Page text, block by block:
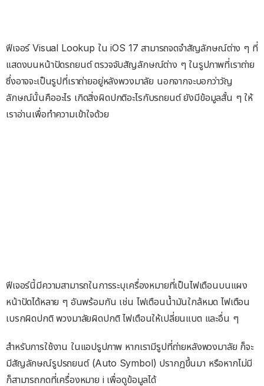
ฟีเจอร์ Visual Lookup ใน iOS 17 สามารถจดจำสัญลักษณ์ต่าง ๆ ที่
แสดงบนหน้าปัดรถยนต์ ตรวจจับสัญลักษณ์ต่าง ๆ ในรูปภาพที่เราถ่าย
ซึ่งอาจจะเป็นรูปที่เราถ่ายอยู่หลังพวงมาลัย นอกจากจะบอกว่าวัญ
ลักษณ์นั้นคืออะไร เกิดสิ่งผิดปกติอะไรกับรถยนต์ ยังมีข้อมูลสั้น ๆ ให้
เราอ่านเพื่อทำความเข้าใจด้วย
ฟีเจอร์นี้มีความสามารถในการระบุเครื่องหมายที่เป็นไฟเตือนบนแผง
หน้าปัดได้หลาย ๆ อันพร้อมกัน เช่น ไฟเตือนน้ำมันใกล้หมด ไฟเตือน
เบรกผิดปกติ พวงมาลัยผิดปกติ ไฟเตือนให้เปลี่ยนแบต และอื่น ๆ
สำหรับการใช้งาน ในแอปรูปภาพ หากเรามีรูปที่ถ่ายหลังพวงมาลัย ก็จะ
มีสัญลักษณ์รูปรถยนต์ (Auto Symbol) ปรากฏขึ้นมา หรือหากไม่มี
ก็สามารถกดที่เครื่องหมาย i เพื่อดูข้อมูลได้